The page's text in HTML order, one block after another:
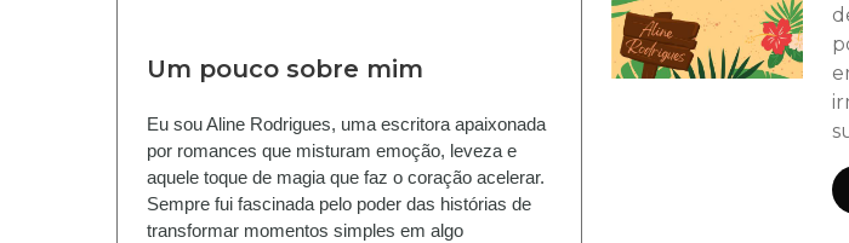
Um pouco sobre mim
Eu sou Aline Rodrigues, uma escritora apaixonada
por romances que misturam emoção, leveza e
aquele toque de magia que faz o coração acelerar.
Sempre fui fascinada pelo poder das histórias de
transformar momentos simples em algo